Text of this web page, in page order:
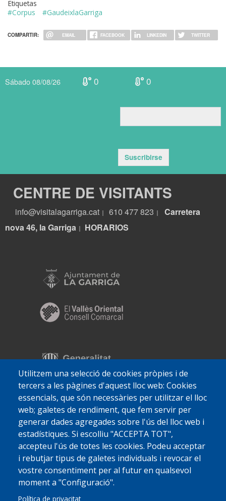
Etiquetas
#Corpus
#GaudeixlaGarriga
COMPARTIR: EMAIL FACEBOOK LINKEDIN TWITTER
Utilitzem una selecció de cookies pròpies i de
tercers a les pàgines d'aquest lloc web: Cookies
essencials, que són necessàries per utilitzar el lloc
web; galetes de rendiment, que fem servir per
generar dades agregades sobre l'ús del lloc web i
estadístiques. Si escolliu "ACCEPTA TOT",
accepteu l'ús de totes les cookies. Podeu acceptar
i rebutjar tipus de galetes individuals i revocar el
vostre consentiment per al futur en qualsevol
moment a "Configuració".
Política de privacitat
Sábado 08/08/26 0 0
Suscribirse
CENTRE DE VISITANTS
info@visitalagarriga.cat 610 477 823
Carretera
nova 46, la Garriga
HORARIOS